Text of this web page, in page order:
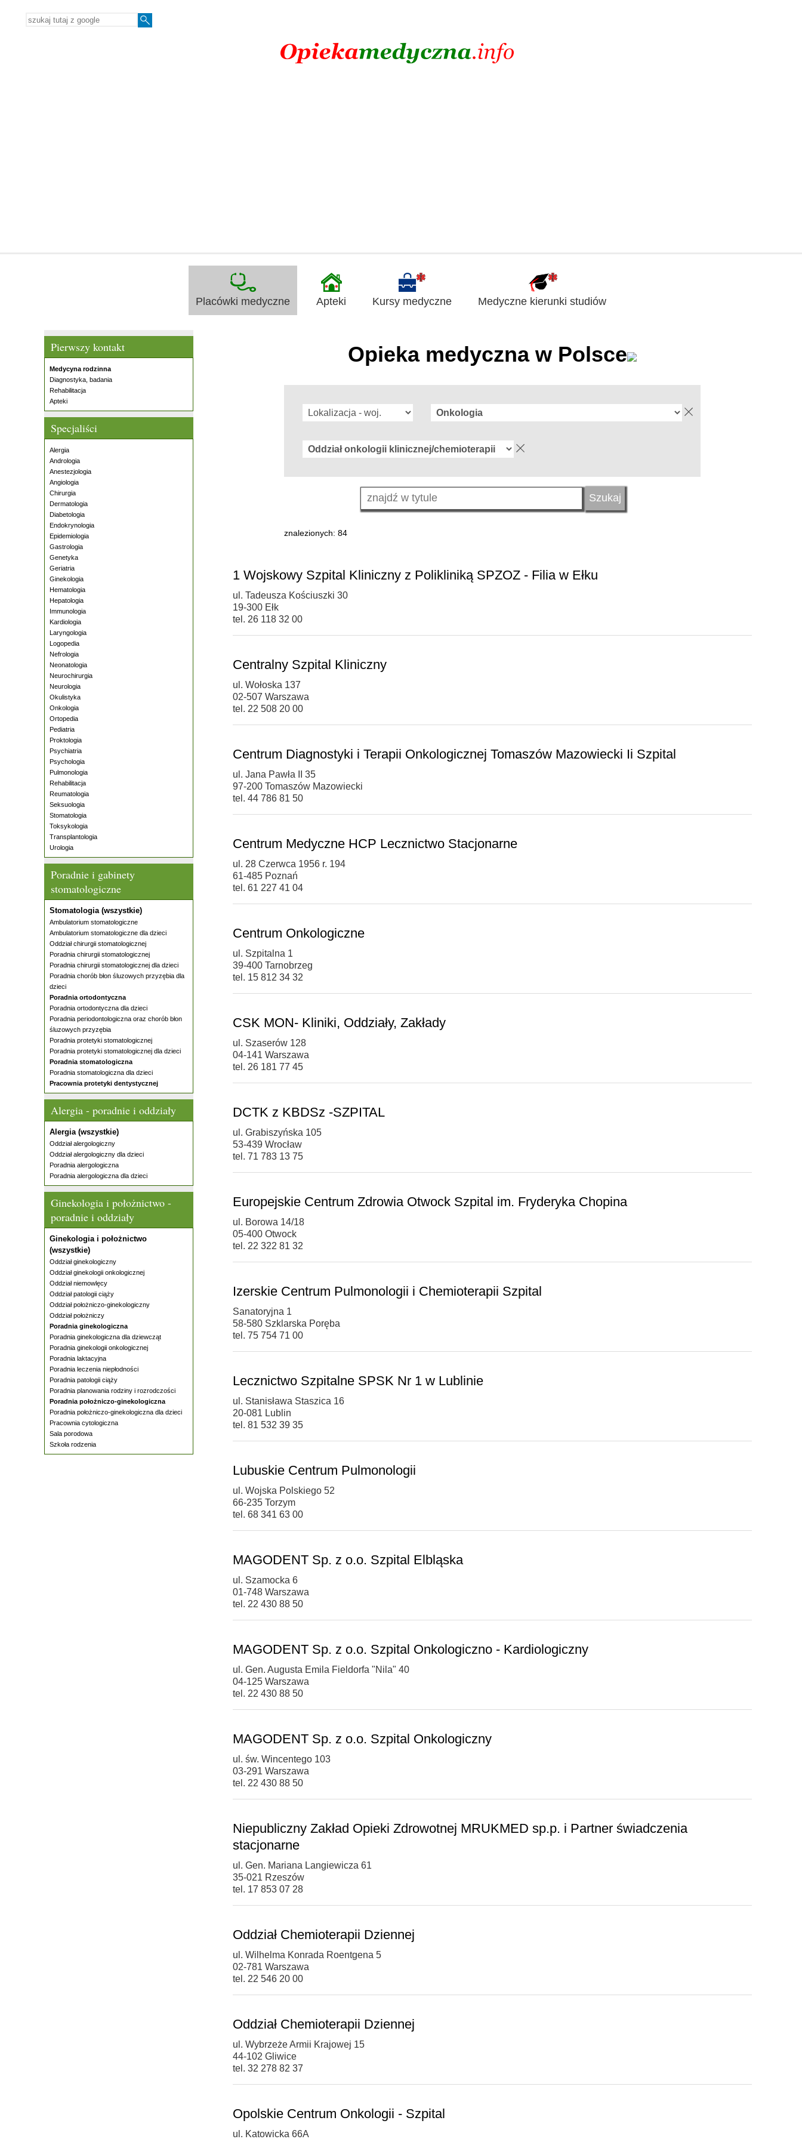
Placówki medyczne Apteki Kursy medyczne Medyczne kierunki studiów
Pierwszy kontakt
Medycyna rodzinna
Diagnostyka, badania
Rehabilitacja
Apteki
Specjaliści
Alergia
Andrologia
Anestezjologia
Angiologia
Chirurgia
Dermatologia
Diabetologia
Endokrynologia
Epidemiologia
Gastrologia
Genetyka
Geriatria
Ginekologia
Hematologia
Hepatologia
Immunologia
Kardiologia
Laryngologia
Logopedia
Nefrologia
Neonatologia
Neurochirurgia
Neurologia
Okulistyka
Onkologia
Ortopedia
Pediatria
Proktologia
Psychiatria
Psychologia
Pulmonologia
Rehabilitacja
Reumatologia
Seksuologia
Stomatologia
Toksykologia
Transplantologia
Urologia
Poradnie i gabinety
stomatologiczne
Stomatologia (wszystkie)
Ambulatorium stomatologiczne
Ambulatorium stomatologiczne dla dzieci
Oddział chirurgii stomatologicznej
Poradnia chirurgii stomatologicznej
Poradnia chirurgii stomatologicznej dla dzieci
Poradnia chorób błon śluzowych przyzębia dla
dzieci
Poradnia ortodontyczna
Poradnia ortodontyczna dla dzieci
Poradnia periodontologiczna oraz chorób błon
śluzowych przyzębia
Poradnia protetyki stomatologicznej
Poradnia protetyki stomatologicznej dla dzieci
Poradnia stomatologiczna
Poradnia stomatologiczna dla dzieci
Pracownia protetyki dentystycznej
Alergia - poradnie i oddziały
Alergia (wszystkie)
Oddział alergologiczny
Oddział alergologiczny dla dzieci
Poradnia alergologiczna
Poradnia alergologiczna dla dzieci
Ginekologia i położnictwo -
poradnie i oddziały
Ginekologia i położnictwo
(wszystkie)
Oddział ginekologiczny
Oddział ginekologii onkologicznej
Oddział niemowlęcy
Oddział patologii ciąży
Oddział położniczo-ginekologiczny
Oddział położniczy
Poradnia ginekologiczna
Poradnia ginekologiczna dla dziewcząt
Poradnia ginekologii onkologicznej
Poradnia laktacyjna
Poradnia leczenia niepłodności
Poradnia patologii ciąży
Poradnia planowania rodziny i rozrodczości
Poradnia położniczo-ginekologiczna
Poradnia położniczo-ginekologiczna dla dzieci
Pracownia cytologiczna
Sala porodowa
Szkoła rodzenia
Opieka medyczna w Polsce
znalezionych: 84
1 Wojskowy Szpital Kliniczny z Polikliniką SPZOZ - Filia w Ełku
ul. Tadeusza Kościuszki 30
19-300 Ełk
tel. 26 118 32 00
Centralny Szpital Kliniczny
ul. Wołoska 137
02-507 Warszawa
tel. 22 508 20 00
Centrum Diagnostyki i Terapii Onkologicznej Tomaszów Mazowiecki Ii Szpital
ul. Jana Pawła II 35
97-200 Tomaszów Mazowiecki
tel. 44 786 81 50
Centrum Medyczne HCP Lecznictwo Stacjonarne
ul. 28 Czerwca 1956 r. 194
61-485 Poznań
tel. 61 227 41 04
Centrum Onkologiczne
ul. Szpitalna 1
39-400 Tarnobrzeg
tel. 15 812 34 32
CSK MON- Kliniki, Oddziały, Zakłady
ul. Szaserów 128
04-141 Warszawa
tel. 26 181 77 45
DCTK z KBDSz -SZPITAL
ul. Grabiszyńska 105
53-439 Wrocław
tel. 71 783 13 75
Europejskie Centrum Zdrowia Otwock Szpital im. Fryderyka Chopina
ul. Borowa 14/18
05-400 Otwock
tel. 22 322 81 32
Izerskie Centrum Pulmonologii i Chemioterapii Szpital
Sanatoryjna 1
58-580 Szklarska Poręba
tel. 75 754 71 00
Lecznictwo Szpitalne SPSK Nr 1 w Lublinie
ul. Stanisława Staszica 16
20-081 Lublin
tel. 81 532 39 35
Lubuskie Centrum Pulmonologii
ul. Wojska Polskiego 52
66-235 Torzym
tel. 68 341 63 00
MAGODENT Sp. z o.o. Szpital Elbląska
ul. Szamocka 6
01-748 Warszawa
tel. 22 430 88 50
MAGODENT Sp. z o.o. Szpital Onkologiczno - Kardiologiczny
ul. Gen. Augusta Emila Fieldorfa "Nila" 40
04-125 Warszawa
tel. 22 430 88 50
MAGODENT Sp. z o.o. Szpital Onkologiczny
ul. św. Wincentego 103
03-291 Warszawa
tel. 22 430 88 50
Niepubliczny Zakład Opieki Zdrowotnej MRUKMED sp.p. i Partner świadczenia
stacjonarne
ul. Gen. Mariana Langiewicza 61
35-021 Rzeszów
tel. 17 853 07 28
Oddział Chemioterapii Dziennej
ul. Wilhelma Konrada Roentgena 5
02-781 Warszawa
tel. 22 546 20 00
Oddział Chemioterapii Dziennej
ul. Wybrzeże Armii Krajowej 15
44-102 Gliwice
tel. 32 278 82 37
Opolskie Centrum Onkologii - Szpital
ul. Katowicka 66A